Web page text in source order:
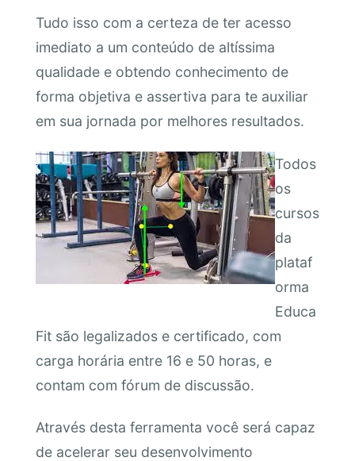
Tudo isso com a certeza de ter acesso
imediato a um conteúdo de altíssima
qualidade e obtendo conhecimento de
forma objetiva e assertiva para te auxiliar
em sua jornada por melhores resultados.
Todos
os
cursos
da
plataf
orma
Educa
Fit são legalizados e certificado, com
carga horária entre 16 e 50 horas, e
contam com fórum de discussão.
Através desta ferramenta você será capaz
de acelerar seu desenvolvimento